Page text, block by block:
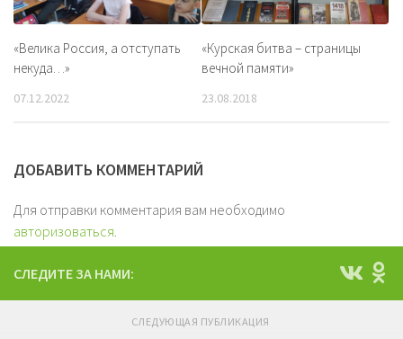
«Велика Россия, а отступать
некуда…»
07.12.2022
«Курская битва – страницы
вечной памяти»
23.08.2018
ДОБАВИТЬ КОММЕНТАРИЙ
Для отправки комментария вам необходимо
авторизоваться
СЛЕДИТЕ ЗА НАМИ:
СЛЕДУЮЩАЯ ПУБЛИКАЦИЯ